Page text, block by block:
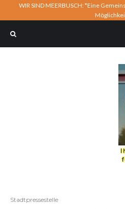
WIR SIND MEERBUSCH: *Eine
Stadtpressestelle